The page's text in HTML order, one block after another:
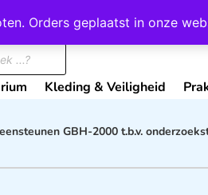
Orders geplaatst in onze
Kleding & Veiligheid
GBH-2000 t.b.v.